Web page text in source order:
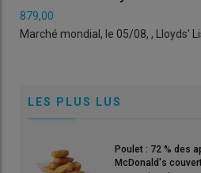
879,00
Marché mondial, le 05/08, , Lloyds' List
LES PLUS LUS
Poulet : 72 % des
McDonald's